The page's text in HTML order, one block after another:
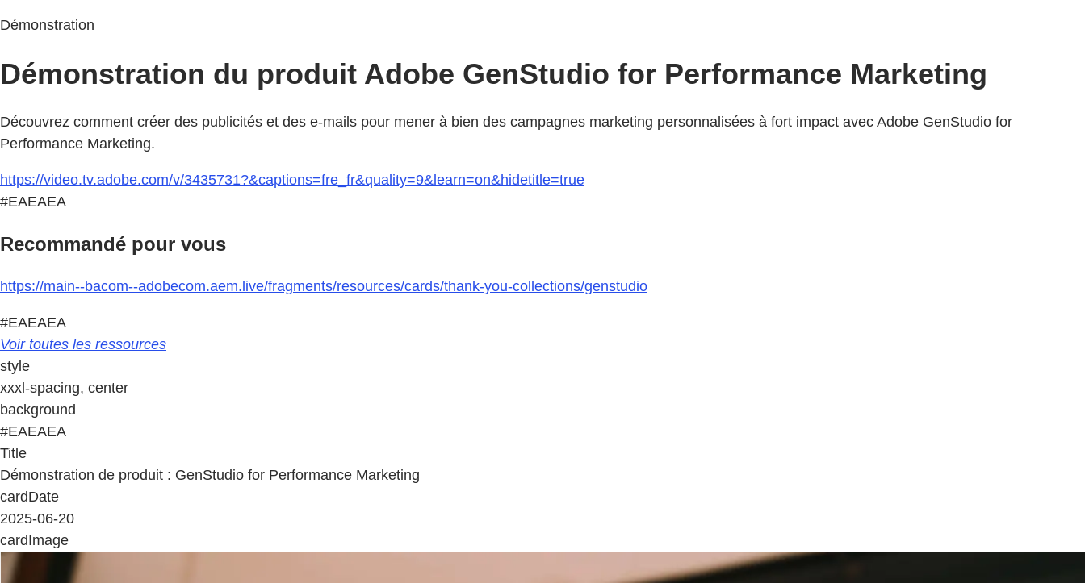
Démonstration
Démonstration du produit Adobe GenStudio for Performance Marketing
Découvrez comment créer des publicités et des e-mails pour mener à bien des campagnes marketing personnalisées à fort impact avec Adobe GenStudio for
Performance Marketing.
https://video.tv.adobe.com/v/3435731?&captions=fre_fr&quality=9&learn=on&hidetitle=true
#EAEAEA
Recommandé pour vous
https://main--bacom--adobecom.aem.live/fragments/resources/cards/thank-you-collections/genstudio
#EAEAEA
Voir toutes les ressources
style
xxxl-spacing, center
background
#EAEAEA
Title
Démonstration de produit : GenStudio for Performance Marketing
cardDate
2025-06-20
cardImage